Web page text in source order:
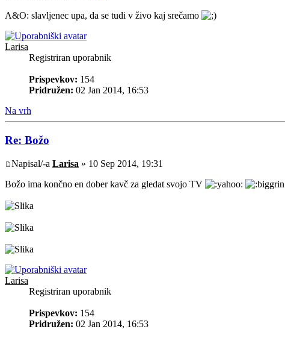
A&O: slavljenec upa, da se tudi v živo kaj srečamo
Larisa
Registriran uporabnik
Prispevkov: 154
Pridružen: 02 Jan 2014, 16:53
Na vrh
Re: Božo
Napisal/-a Larisa » 10 Sep 2014, 19:31
Božo ima končno en dober kavč za gledat svojo TV
Larisa
Registriran uporabnik
Prispevkov: 154
Pridružen: 02 Jan 2014, 16:53